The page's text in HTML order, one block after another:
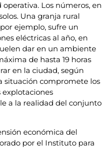
Los números, en
Una granja rural
ejemplo, sufre un
eléctricas al año, en
dar en un ambiente
de hasta 19 horas
en la ciudad, según
situación compromete los
explotaciones
a la realidad del conjunto
económica del
por el Instituto para